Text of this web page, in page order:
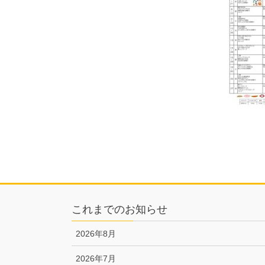
これまでのお知らせ
2026年8月
2026年7月